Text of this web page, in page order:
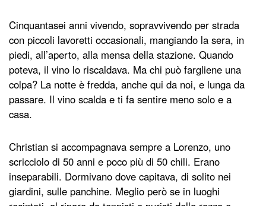
Cinquantasei anni vivendo, sopravvivendo per strada
con piccoli lavoretti occasionali, mangiando la sera, in
piedi, all’aperto, alla mensa della stazione. Quando
poteva, il vino lo riscaldava. Ma chi può fargliene una
colpa? La notte è fredda, anche qui da noi, e lunga da
passare. Il vino scalda e ti fa sentire meno solo e a
casa.
Christian si accompagnava sempre a Lorenzo, uno
scricciolo di 50 anni e poco più di 50 chili. Erano
inseparabili. Dormivano dove capitava, di solito nei
giardini, sulle panchine. Meglio però se in luoghi